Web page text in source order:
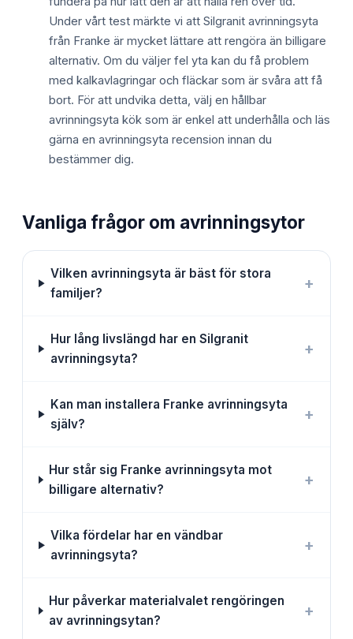
Under vårt test märkte vi att Silgranit avrinningsyta
från Franke är mycket lättare att rengöra än billigare
alternativ. Om du väljer fel yta kan du få problem
med kalkavlagringar och fläckar som är svåra att få
bort. För att undvika detta, välj en hållbar
avrinningsyta kök som är enkel att underhålla och läs
gärna en avrinningsyta recension innan du
bestämmer dig.
Vanliga frågor om avrinningsytor
Vilken avrinningsyta är bäst för stora
familjer?
+
Hur lång livslängd har en Silgranit
avrinningsyta?
+
Kan man installera Franke avrinningsyta
själv?
+
Hur står sig Franke avrinningsyta mot
billigare alternativ?
+
Vilka fördelar har en vändbar
avrinningsyta?
+
Hur påverkar materialvalet rengöringen
av avrinningsytan?
+